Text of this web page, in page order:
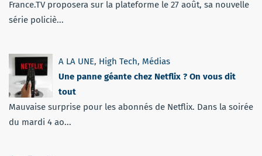
France.TV proposera sur la plateforme le 27 août, sa nouvelle
série policiè...
A LA UNE, High Tech, Médias
Une panne géante chez Netflix ? On vous dit
tout
Mauvaise surprise pour les abonnés de Netflix. Dans la soirée
du mardi 4 ao...